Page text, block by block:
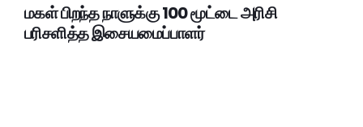
மகள் பிறந்த நாளுக்கு 100 மூட்டை அரிசி
பரிசளித்த இசையமைப்பாளர்